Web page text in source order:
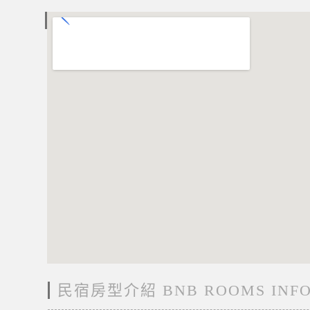
電子地圖 MAP
民宿房型介紹 BNB ROOMS